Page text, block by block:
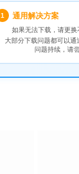
1 通用解决方案
如果无法下载，请更换
大部分下载问题都可以
问题持续，请